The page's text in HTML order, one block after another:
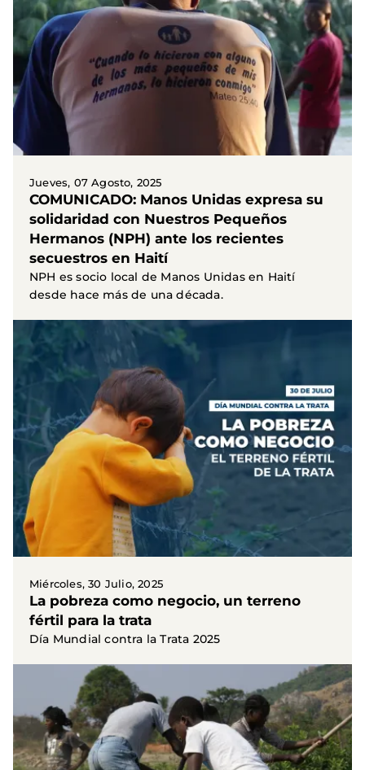
Jueves, 07 Agosto, 2025
COMUNICADO: Manos Unidas expresa su
solidaridad con Nuestros Pequeños
Hermanos (NPH) ante los recientes
secuestros en Haití
NPH es socio local de Manos Unidas en Haití
desde hace más de una década.
Miércoles, 30 Julio, 2025
La pobreza como negocio, un terreno
fértil para la trata
Día Mundial contra la Trata 2025